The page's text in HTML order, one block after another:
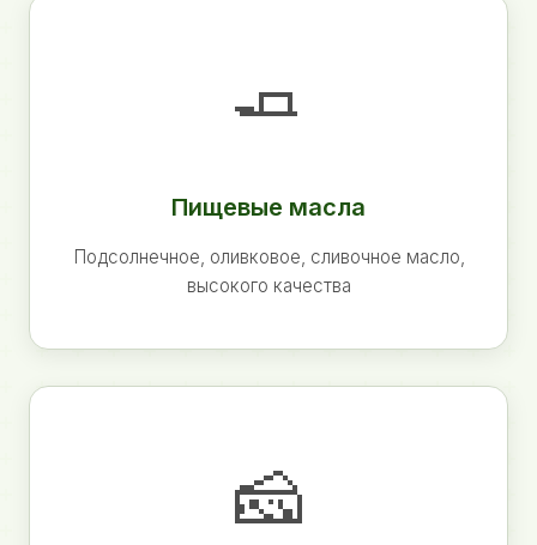
🧈
Пищевые масла
Подсолнечное, оливковое, сливочное масло,
высокого качества
🧀